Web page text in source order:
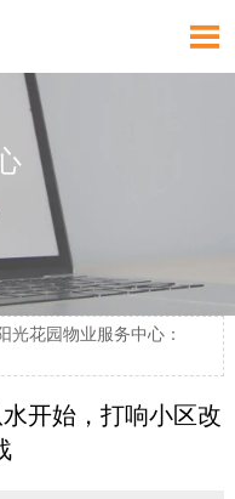

光花园物业服务中心：
开始，打响小区改